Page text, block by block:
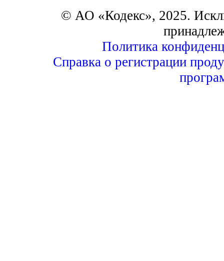
© АО «Кодекс», 2025.
Политика
Справка о регистрации